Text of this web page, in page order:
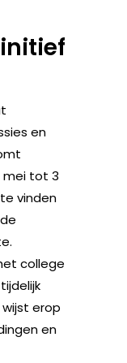
en
mei tot 3
vinden
college
wijst erop
en